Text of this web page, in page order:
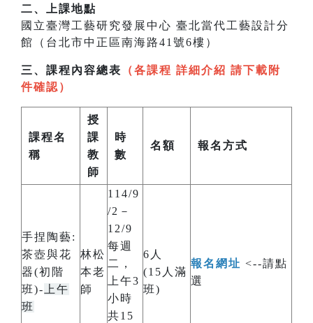
二、上課地點
國立臺灣工藝研究發展中心 臺北當代工藝設計分
館（台北市中正區南海路41號6樓）
三、課程內容總表
（各課程 詳細介紹 請下載附
件確認）
課程名
稱
授
課
教
師
時
數
名額 報名方式
手捏陶藝:
茶壺與花
器(初階
班)- 上午
班
林松
本老
師
114/9
/2－
12/9
每週
二，
上午3
小時
共15
6人
(15人滿
班)
報名網址 <--請點
選